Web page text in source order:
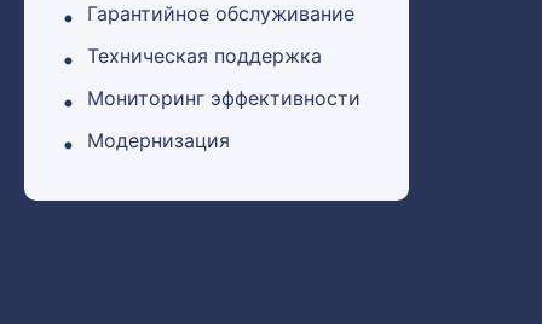
Гарантийное обслуживание
Техническая поддержка
Мониторинг эффективности
Модернизация